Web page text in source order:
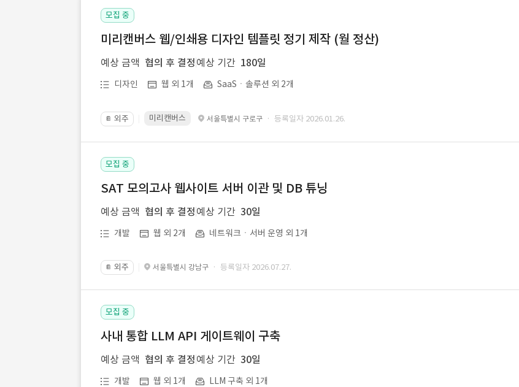
모집 중
미리캔버스 웹/인쇄용 디자인 템플릿 정기 제작 (월 정산)
예상 금액 협의 후 결정 예상 기간 180일
디자인 웹 외 1개 SaaSㆍ솔루션 외 2개
📔 외주 미리캔버스 서울특별시 구로구 · 등록일자 2026.01.26.
모집 중
SAT 모의고사 웹사이트 서버 이관 및 DB 튜닝
예상 금액 협의 후 결정 예상 기간 30일
개발 웹 외 2개 네트워크ㆍ서버 운영 외 1개
📔 외주 서울특별시 강남구 · 등록일자 2026.07.27.
모집 중
사내 통합 LLM API 게이트웨이 구축
예상 금액 협의 후 결정 예상 기간 30일
개발 웹 외 1개 LLM 구축 외 1개